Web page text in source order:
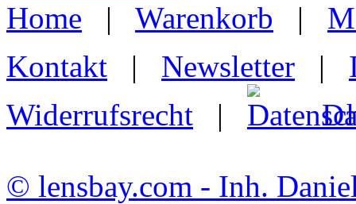
Home | Warenkorb |
Kontakt | Newsletter |
Widerrufsrecht |
© lensbay.com - Inh.